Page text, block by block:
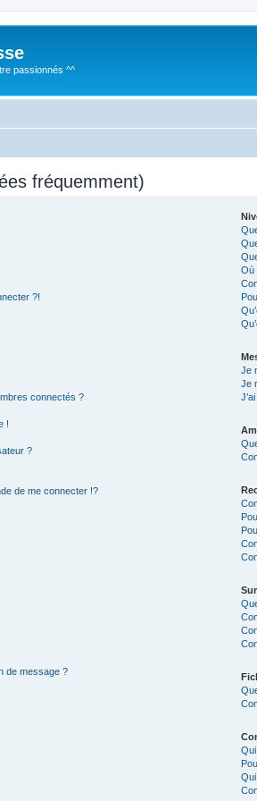
passionnés ^^
fréquemment)
?!
connectés ?
!
?
de me connecter !?
de message ?
Où
Je
Je